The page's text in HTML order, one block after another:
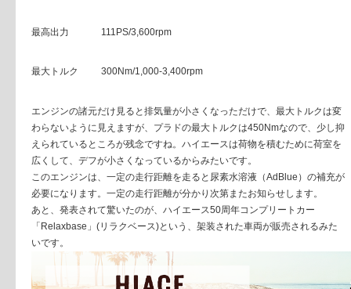
最高出力 111PS/3,600rpm
最大トルク 300Nm/1,000-3,400rpm
エンジンの諸元だけ見ると排気量が小さくなっただけで、最大トルクは変
わらないように見えますが、プラドの最大トルクは450Nmなので、少し抑
えられているところが残念ですね。ハイエースは荷物を積むために荷室を
広くして、デフが小さくなっているからみたいです。
このエンジンは、一定の走行距離を走ると尿素水溶液（AdBlue）の補充が
必要になります。一定の走行距離が分かり次第またお知らせします。
あと、発表されて驚いたのが、ハイエース50周年コンプリートカー
「Relaxbase」(リラクベース)という、架装された車両が販売されるみた
いです。